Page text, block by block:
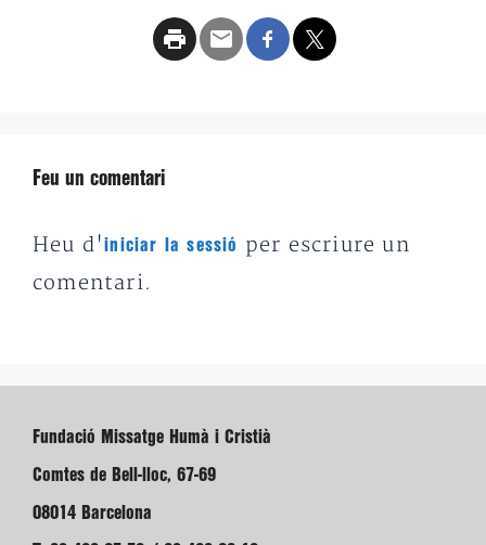
Feu un comentari
Heu d'iniciar la sessió
per escriure un
comentari.
Fundació Missatge Humà i Cristià
Comtes de Bell-lloc, 67-69
08014 Barcelona